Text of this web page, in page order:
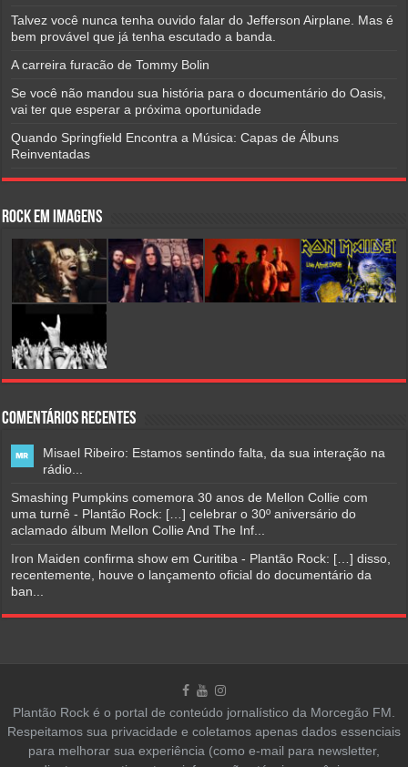
Talvez você nunca tenha ouvido falar do Jefferson Airplane. Mas é
bem provável que já tenha escutado a banda.
A carreira furacão de Tommy Bolin
Se você não mandou sua história para o documentário do Oasis,
vai ter que esperar a próxima oportunidade
Quando Springfield Encontra a Música: Capas de Álbuns
Reinventadas
Rock em Imagens
Comentários Recentes
Misael Ribeiro: Estamos sentindo falta, da sua interação na
rádio...
Smashing Pumpkins comemora 30 anos de Mellon Collie com
uma turnê - Plantão Rock: […] celebrar o 30º aniversário do
aclamado álbum Mellon Collie And The Inf...
Iron Maiden confirma show em Curitiba - Plantão Rock: […] disso,
recentemente, houve o lançamento oficial do documentário da
ban...
Plantão Rock é o portal de conteúdo jornalístico da Morcegão FM.
Respeitamos sua privacidade e coletamos apenas dados essenciais
para melhorar sua experiência (como e-mail para newsletter,